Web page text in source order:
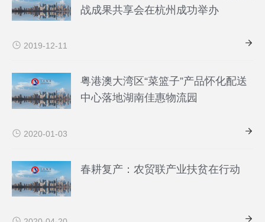
战成果共享会在杭州成功举办
2019-12-11
粤港澳大湾区“菜篮子”产品怀化配送
中心落地湖南佳惠物流园
2020-01-03
春耕复产：农贸联产业扶贫在行动